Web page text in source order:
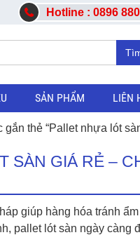
Hotline : 0896
SẢN PHẨM LIÊN
thẻ “Pallet nhựa lót
SÀN GIÁ RẺ –
giúp hàng hóa tránh
pallet lót sàn ngày